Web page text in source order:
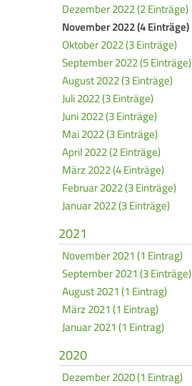
Dezember 2022 (2 Einträge)
November 2022 (4 Einträge)
Oktober 2022 (3 Einträge)
September 2022 (5 Einträge)
August 2022 (3 Einträge)
Juli 2022 (3 Einträge)
Juni 2022 (3 Einträge)
Mai 2022 (3 Einträge)
April 2022 (2 Einträge)
März 2022 (4 Einträge)
Februar 2022 (3 Einträge)
Januar 2022 (3 Einträge)
2021
November 2021 (1 Eintrag)
September 2021 (3 Einträge)
August 2021 (1 Eintrag)
März 2021 (1 Eintrag)
Januar 2021 (1 Eintrag)
2020
Dezember 2020 (1 Eintrag)